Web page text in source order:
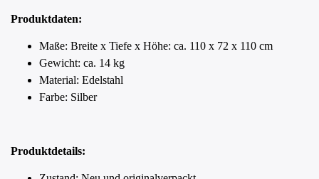
Produktdaten:
Maße: Breite x Tiefe x Höhe: ca. 110 x 72 x 110 cm
Gewicht: ca. 14 kg
Material: Edelstahl
Farbe: Silber
Produktdetails: